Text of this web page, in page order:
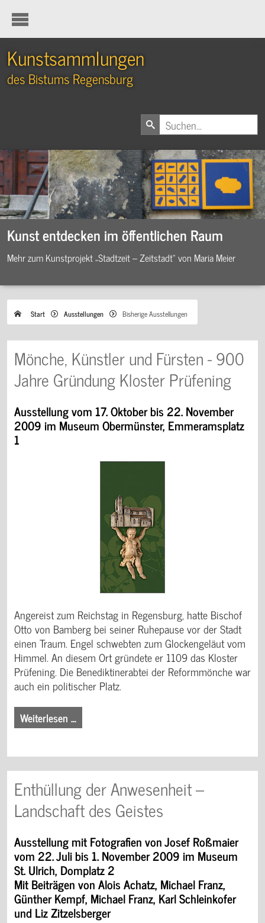
Kunstsammlungen
des Bistums Regensburg
Kunst entdecken im öffentlichen Raum
Mehr zum Kunstprojekt „Stadtzeit – Zeitstadt“ von Maria Meier
Start Ausstellungen Bisherige Ausstellungen
Mönche, Künstler und Fürsten - 900
Jahre Gründung Kloster Prüfening
Ausstellung vom 17. Oktober bis 22. November
2009 im Museum Obermünster, Emmeramsplatz
1
Angereist zum Reichstag in Regensburg, hatte Bischof
Otto von Bamberg bei seiner Ruhepause vor der Stadt
einen Traum. Engel schwebten zum Glockengeläut vom
Himmel. An diesem Ort gründete er 1109 das Kloster
Prüfening. Die Benediktinerabtei der Reformmönche war
auch ein politischer Platz.
Weiterlesen …
Enthüllung der Anwesenheit –
Landschaft des Geistes
Ausstellung mit Fotografien von Josef Roßmaier
vom 22. Juli bis 1. November 2009 im Museum
St. Ulrich, Domplatz 2
Mit Beiträgen von Alois Achatz, Michael Franz,
Günther Kempf, MichaelFranz, Karl Schleinkofer
und Liz Zitzelsberger